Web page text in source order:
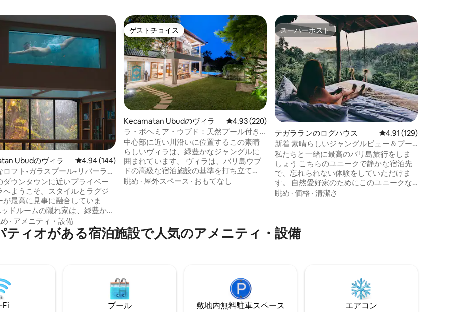
4.94つ星の平均評価
Ubudのヴィラ レビュー144件、5つ星中4.94つ星の平均評価
4.94 (144)
ロフト•ガラスプール•リバーラビ
ダウンタウンに近いプライベー
へようこそ。スタイルとラグジ
が最高に見事に融合していま
ドルームの隠れ家は、緑豊かな
の端にあり、ガラス底のプー
上のヨガデッキ、お気に入りの
しむための隠れ家的バーを備え
ります。 町で最もおしゃれな隠
験しに来てください。今すぐ予
究極の逃避行をお楽しみくださ
· アメニティ・設備
ゲストチョイス
ゲストチョイス
Kecamatan Ubudのヴィラ レビュー220件、5つ星中4.93つ星の平均評価
4.93 (220)
ラ・ボヘミア・ウブド：天然プール付き
の豪華な4寝室ヴィラ
中心部に近い川沿いに位置するこの素晴
らしいヴィラは、緑豊かなジャングルに
囲まれています。 ヴィラは、バリ島ウブ
ドの高級な宿泊施設の基準を打ち立て
る、平和と魅惑的な熱帯の景色を楽しめ
空間をデザインしました。 プールに飛び
込んで、ベランダでロマンチックなキャ
眺め · 屋外スペース · おもてなし
スーパーホスト
スーパーホスト
テガラランのログハウス レビュー129件、5つ
4.91 (129)
新着 素晴らしいジャングルビュー＆プー
ル#Beyond heaven 3
私たちと一緒に最高のバリ島旅行をしま
しょう こちらのユニークで静かな宿泊先
で、忘れられない体験をしていただけま
す。 自然愛好家のためにこのユニークな
家をデザインしました。自然の中に滞在
ができます。 ベッドの横には素晴らしい
大きな湯船があります（フラワーバスに
眺め · 価格 · 清潔さ
ティオがある宿泊施設で人気のアメニティ・設備
プール 敷地内無料駐⁠車ス⁠ペ⁠ー⁠ス エアコン